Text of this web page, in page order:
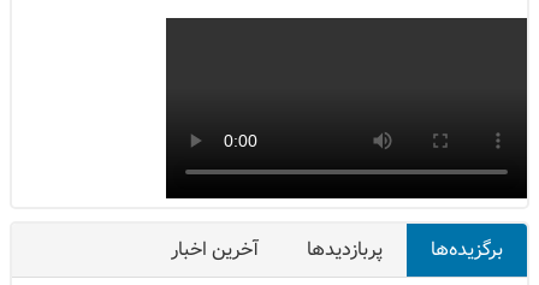
برگزیده‌ها پربازدیدها آخرین اخبار